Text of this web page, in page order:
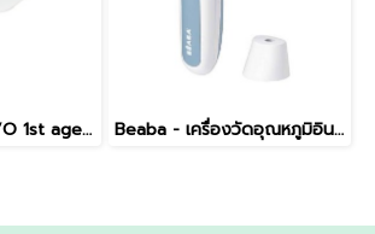
Beaba - Camélé’O 1st age Baby Bath Beaba - เครื่องวัดอุณหภูมิอินฟาเรด